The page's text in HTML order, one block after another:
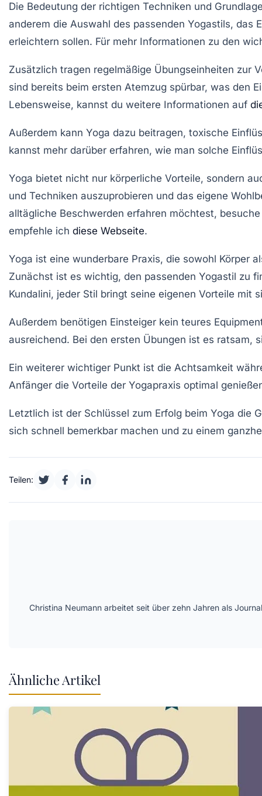
Die Bedeutung der richtigen Techniken und
anderem die Auswahl des passenden Yogastils, das
erleichtern sollen. Für mehr Informationen zu den
Zusätzlich tragen regelmäßige Übungseinheiten zur
sind bereits beim ersten Atemzug spürbar, was den
Lebensweise, kannst du weitere Informationen auf
Außerdem kann Yoga dazu beitragen, toxische
kannst mehr darüber erfahren, wie man solche
Yoga bietet nicht nur körperliche Vorteile, sondern
und Techniken auszuprobieren und das eigene
alltägliche Beschwerden erfahren möchtest,
empfehle ich diese Webseite.
Yoga ist eine wunderbare Praxis, die sowohl Körper
Zunächst ist es wichtig, den passenden Yogastil zu
Kundalini, jeder Stil bringt seine eigenen Vorteile mit
Außerdem benötigen Einsteiger kein teures
ausreichend. Bei den ersten Übungen ist es ratsam,
Ein weiterer wichtiger Punkt ist die Achtsamkeit
Anfänger die Vorteile der Yogapraxis optimal
Letztlich ist der Schlüssel zum Erfolg beim Yoga die
sich schnell bemerkbar machen und zu einem
Teilen:
Christina Neumann arbeitet seit über zehn Jahren als
Ähnliche Artikel